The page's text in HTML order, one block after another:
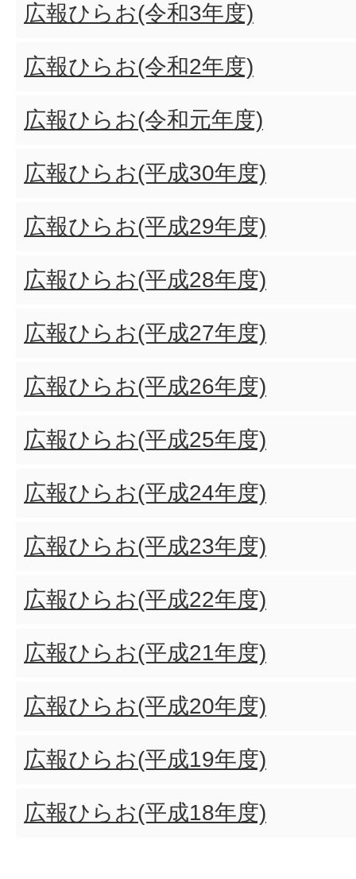
広報ひらお(令和3年度)
広報ひらお(令和2年度)
広報ひらお(令和元年度)
広報ひらお(平成30年度)
広報ひらお(平成29年度)
広報ひらお(平成28年度)
広報ひらお(平成27年度)
広報ひらお(平成26年度)
広報ひらお(平成25年度)
広報ひらお(平成24年度)
広報ひらお(平成23年度)
広報ひらお(平成22年度)
広報ひらお(平成21年度)
広報ひらお(平成20年度)
広報ひらお(平成19年度)
広報ひらお(平成18年度)